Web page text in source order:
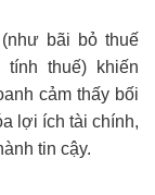
bãi bỏ thuế
thuế) khiến
cảm thấy bối
lợi ích tài chính,
tin cậy.